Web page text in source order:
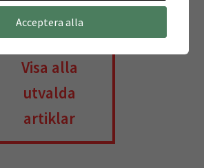
Visa alla
utvalda
artiklar
Acceptera alla